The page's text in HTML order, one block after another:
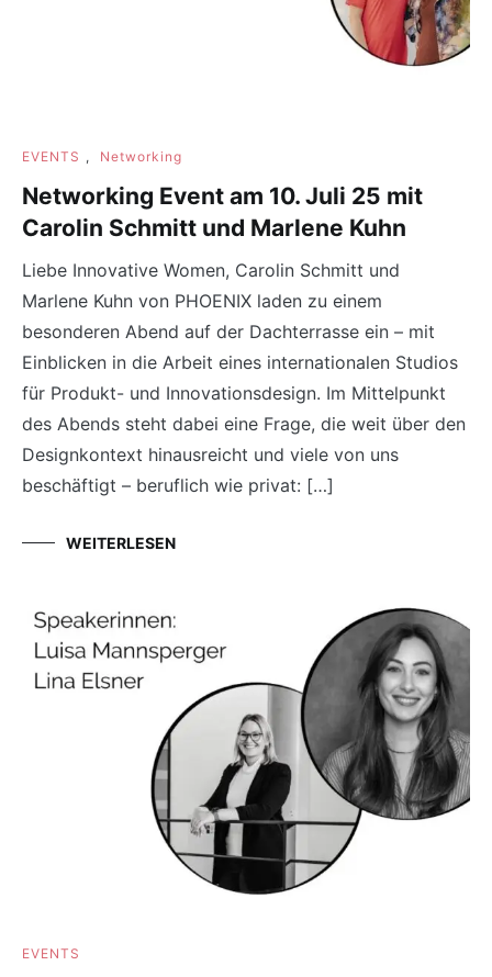
EVENTS , Networking
Networking Event am 10. Juli 25 mit
Carolin Schmitt und Marlene Kuhn
Liebe Innovative Women, Carolin Schmitt und
Marlene Kuhn von PHOENIX laden zu einem
besonderen Abend auf der Dachterrasse ein – mit
Einblicken in die Arbeit eines internationalen Studios
für Produkt- und Innovationsdesign. Im Mittelpunkt
des Abends steht dabei eine Frage, die weit über den
Designkontext hinausreicht und viele von uns
beschäftigt – beruflich wie privat: […]
WEITERLESEN
EVENTS